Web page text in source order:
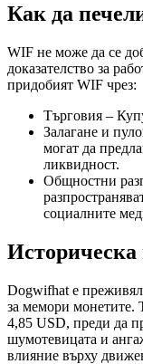
Как да
WIF не може да се
доказателство за
придобият WIF чрез:
Търговия –
Залагане и
могат да
ликвидност.
Общностни
социалните
Dogwifhat е
за мемори монетите.
4,85 USD, преди да
шумотевицата и
влияние върху